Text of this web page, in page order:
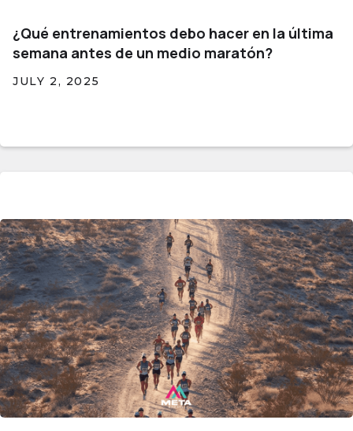
¿Qué entrenamientos debo hacer en la última
semana antes de un medio maratón?
JULY 2, 2025